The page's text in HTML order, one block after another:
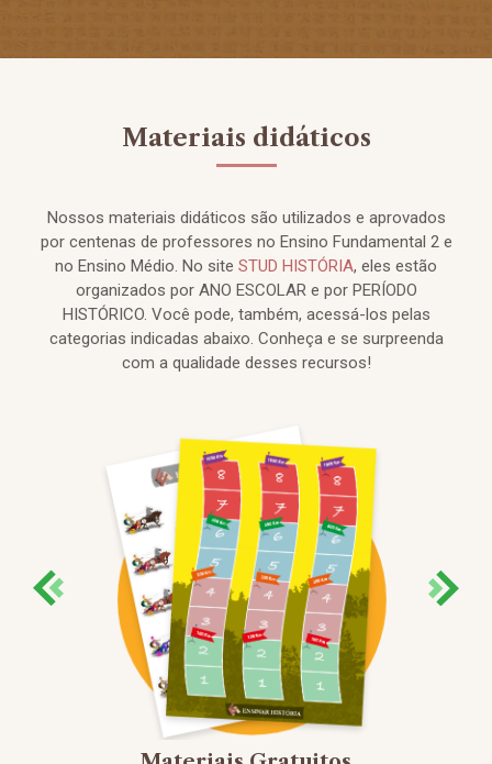
Materiais didáticos
Nossos materiais didáticos são utilizados e aprovados
por centenas de professores no Ensino Fundamental 2 e
no Ensino Médio. No site STUD HISTÓRIA, eles estão
organizados por ANO ESCOLAR e por PERÍODO
HISTÓRICO. Você pode, também, acessá-los pelas
categorias indicadas abaixo. Conheça e se surpreenda
com a qualidade desses recursos!